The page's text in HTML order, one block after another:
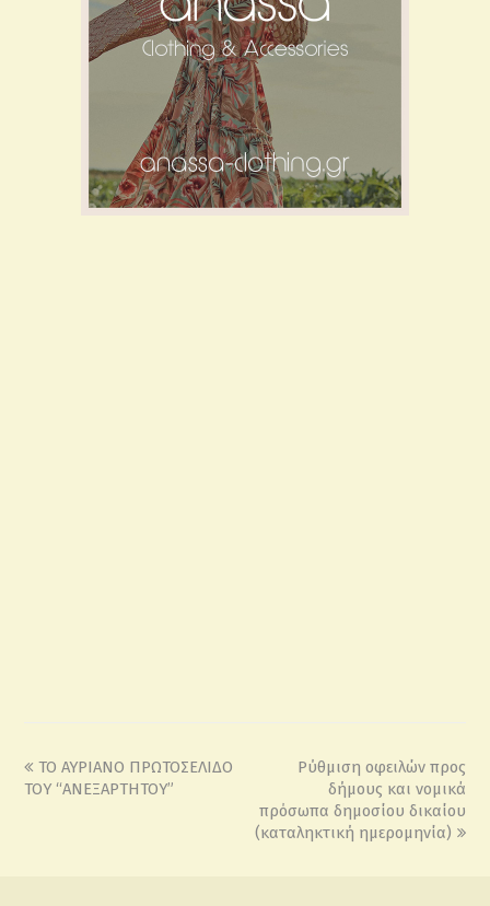
ΤΟ ΑΥΡΙΑΝΟ ΠΡΩΤΟΣΕΛΙΔΟ
ΤΟΥ “ΑΝΕΞΑΡΤΗΤΟΥ”
Ρύθμιση οφειλών προς
δήμους και νομικά
πρόσωπα δημοσίου δικαίου
(καταληκτική ημερομηνία)